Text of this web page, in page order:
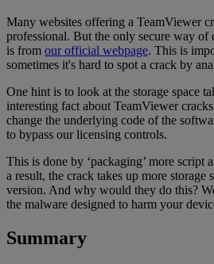
Many websites offering a TeamViewer
professional. But the only secure way
is from our official webpage. This is
sometimes it's hard to spot a crack by
One hint is to look at the storage space
interesting fact about TeamViewer
change the underlying code of the
to bypass our licensing controls.
This is done by ‘packaging’ more script
a result, the crack takes up more storage
version. And why would they do this?
the malware designed to harm your
Summary